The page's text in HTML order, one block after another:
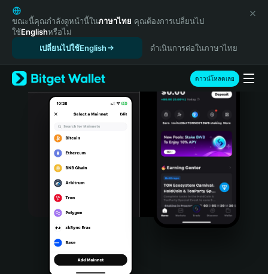
English
日本語
Tiếng Việt
Español (Latinoamérica)
Türkçe
Italiano
Português (Portugal)
Bahasa Indonesia
Português (Brasil)
Español (Argentina)
ขณะนี้คุณกำลังดูหน้านี้ในภาษาไทย คุณต้องการเปลี่ยนไป
ใช้Englishหรือไม่
เปลี่ยนไปใช้English
ดำเนินการต่อในภาษาไทย
ดาวน์โหลดเลย